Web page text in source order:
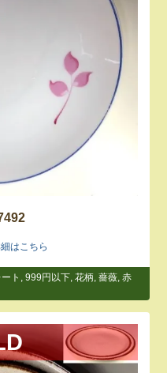
はこちら
ト ,999円以下 ,花柄 ,薔薇 ,赤